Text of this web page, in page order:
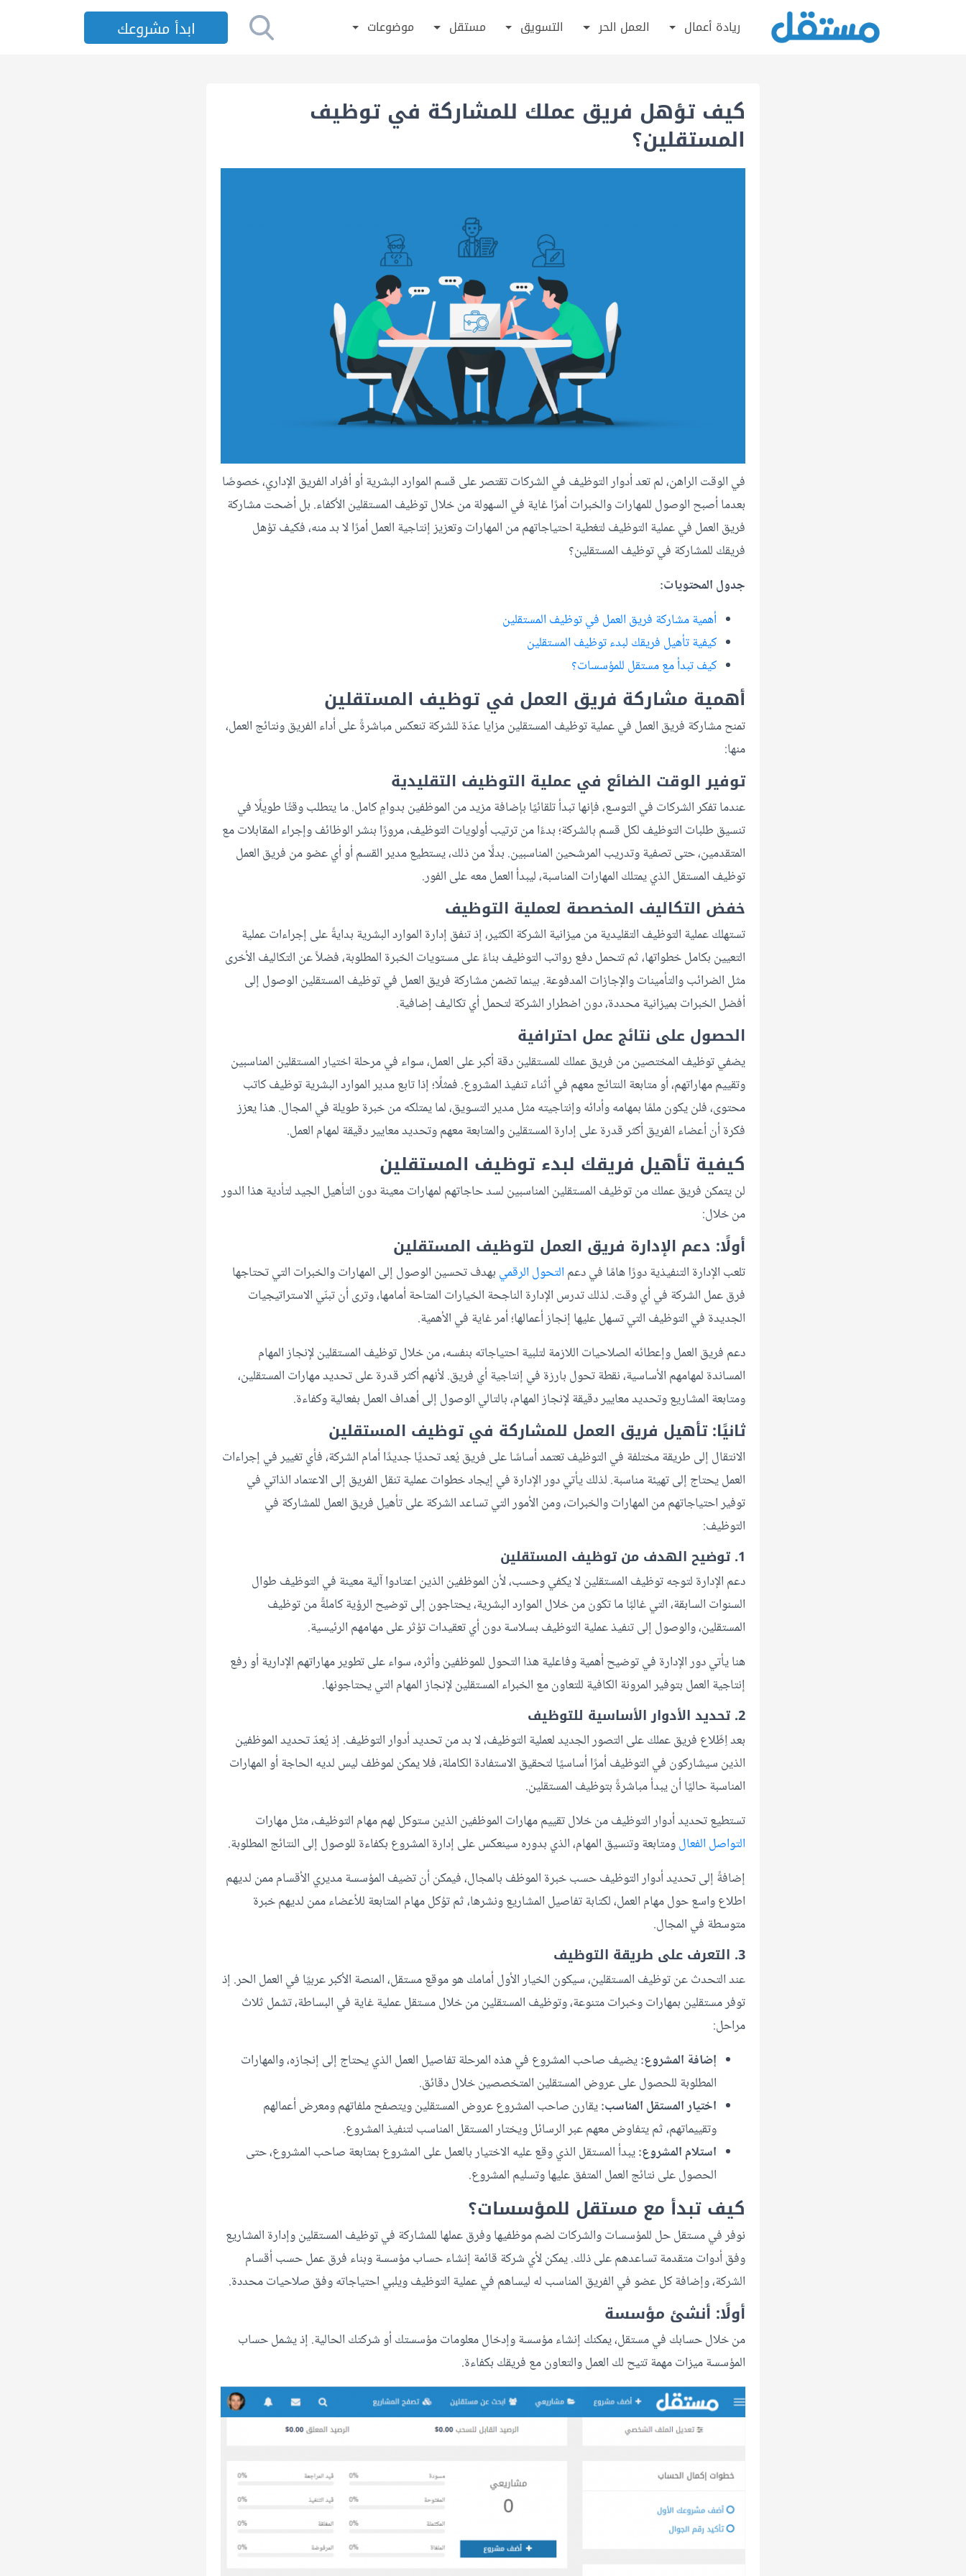
ريادة أعمال العمل الحر التسويق مستقل موضوعات ابدأ مشروعك
كيف تؤهل فريق عملك للمشاركة في توظيف
المستقلين؟
في الوقت الراهن، لم تعد أدوار التوظيف في الشركات تقتصر على قسم الموارد البشرية أو أفراد الفريق الإداري، خصوصًا
بعدما أصبح الوصول للمهارات والخبرات أمرًا غاية في السهولة من خلال توظيف المستقلين الأكفاء. بل أضحت مشاركة
فريق العمل في عملية التوظيف لتغطية احتياجاتهم من المهارات وتعزيز إنتاجية العمل أمرًا لا بد منه، فكيف تؤهل
فريقك للمشاركة في توظيف المستقلين؟
جدول المحتويات:
أهمية مشاركة فريق العمل في توظيف المستقلين
كيفية تأهيل فريقك لبدء توظيف المستقلين
كيف تبدأ مع مستقل للمؤسسات؟
أهمية مشاركة فريق العمل في توظيف المستقلين
تمنح مشاركة فريق العمل في عملية توظيف المستقلين مزايا عدّة للشركة تنعكس مباشرةً على أداء الفريق ونتائج العمل،
منها:
توفير الوقت الضائع في عملية التوظيف التقليدية
عندما تفكر الشركات في التوسع، فإنها تبدأ تلقائيًا بإضافة مزيد من الموظفين بدوامٍ كامل. ما يتطلب وقتًا طويلًا في
تنسيق طلبات التوظيف لكل قسم بالشركة؛ بدءًا من ترتيب أولويات التوظيف، مرورًا بنشر الوظائف وإجراء المقابلات مع
المتقدمين، حتى تصفية وتدريب المرشحين المناسبين. بدلًا من ذلك، يستطيع مدير القسم أو أي عضو من فريق العمل
توظيف المستقل الذي يمتلك المهارات المناسبة، ليبدأ العمل معه على الفور.
خفض التكاليف المخصصة لعملية التوظيف
تستهلك عملية التوظيف التقليدية من ميزانية الشركة الكثير، إذ تنفق إدارة الموارد البشرية بدايةً على إجراءات عملية
التعيين بكامل خطواتها، ثم تتحمل دفع رواتب التوظيف بناءً على مستويات الخبرة المطلوبة، فضلاً عن التكاليف الأخرى
مثل الضرائب والتأمينات والإجازات المدفوعة. بينما تضمن مشاركة فريق العمل في توظيف المستقلين الوصول إلى
أفضل الخبرات بميزانية محددة، دون اضطرار الشركة لتحمل أي تكاليف إضافية.
الحصول على نتائج عمل احترافية
يضفي توظيف المختصين من فريق عملك للمستقلين دقة أكبر على العمل، سواء في مرحلة اختيار المستقلين المناسبين
وتقييم مهاراتهم، أو متابعة النتائج معهم في أثناء تنفيذ المشروع. فمثلًا؛ إذا تابع مدير الموارد البشرية توظيف كاتب
محتوى، فلن يكون ملمًا بمهامه وأدائه وإنتاجيته مثل مدير التسويق، لما يمتلكه من خبرة طويلة في المجال. هذا يعزز
فكرة أن أعضاء الفريق أكثر قدرة على إدارة المستقلين والمتابعة معهم وتحديد معايير دقيقة لمهام العمل.
كيفية تأهيل فريقك لبدء توظيف المستقلين
لن يتمكن فريق عملك من توظيف المستقلين المناسبين لسد حاجاتهم لمهارات معينة دون التأهيل الجيد لتأدية هذا الدور
من خلال:
أولًا: دعم الإدارة فريق العمل لتوظيف المستقلين
تلعب الإدارة التنفيذية دورًا هامًا في دعم التحول الرقمي بهدف تحسين الوصول إلى المهارات والخبرات التي تحتاجها
فرق عمل الشركة في أي وقت. لذلك تدرس الإدارة الناجحة الخيارات المتاحة أمامها، وترى أن تبنّي الاستراتيجيات
الجديدة في التوظيف التي تسهل عليها إنجاز أعمالها؛ أمر غاية في الأهمية.
دعم فريق العمل وإعطائه الصلاحيات اللازمة لتلبية احتياجاته بنفسه، من خلال توظيف المستقلين لإنجاز المهام
المساندة لمهامهم الأساسية، نقطة تحول بارزة في إنتاجية أي فريق. لأنهم أكثر قدرة على تحديد مهارات المستقلين،
ومتابعة المشاريع وتحديد معايير دقيقة لإنجاز المهام، بالتالي الوصول إلى أهداف العمل بفعالية وكفاءة.
ثانيًا: تأهيل فريق العمل للمشاركة في توظيف المستقلين
الانتقال إلى طريقة مختلفة في التوظيف تعتمد أساسًا على فريق يُعد تحديًا جديدًا أمام الشركة، فأي تغيير في إجراءات
العمل يحتاج إلى تهيئة مناسبة. لذلك يأتي دور الإدارة في إيجاد خطوات عملية تنقل الفريق إلى الاعتماد الذاتي في
توفير احتياجاتهم من المهارات والخبرات، ومن الأمور التي تساعد الشركة على تأهيل فريق العمل للمشاركة في
التوظيف:
1. توضيح الهدف من توظيف المستقلين
دعم الإدارة لتوجه توظيف المستقلين لا يكفي وحسب، لأن الموظفين الذين اعتادوا آلية معينة في التوظيف طوال
السنوات السابقة، التي غالبًا ما تكون من خلال الموارد البشرية، يحتاجون إلى توضيح الرؤية كاملةً من توظيف
المستقلين، والوصول إلى تنفيذ عملية التوظيف بسلاسة دون أي تعقيدات تؤثر على مهامهم الرئيسية.
هنا يأتي دور الإدارة في توضيح أهمية وفاعلية هذا التحول للموظفين وأثره، سواء على تطوير مهاراتهم الإدارية أو رفع
إنتاجية العمل بتوفير المرونة الكافية للتعاون مع الخبراء المستقلين لإنجاز المهام التي يحتاجونها.
2. تحديد الأدوار الأساسية للتوظيف
بعد اِطِّلاع فريق عملك على التصور الجديد لعملية التوظيف، لا بد من تحديد أدوار التوظيف. إذ يُعدّ تحديد الموظفين
الذين سيشاركون في التوظيف أمرًا أساسيًا لتحقيق الاستفادة الكاملة، فلا يمكن لموظف ليس لديه الحاجة أو المهارات
المناسبة حاليًا أن يبدأ مباشرةً بتوظيف المستقلين.
تستطيع تحديد أدوار التوظيف من خلال تقييم مهارات الموظفين الذين ستوكل لهم مهام التوظيف، مثل مهارات
التواصل الفعالومتابعة وتنسيق المهام، الذي بدوره سينعكس على إدارة المشروع بكفاءة للوصول إلى النتائج المطلوبة.
إضافةً إلى تحديد أدوار التوظيف حسب خبرة الموظف بالمجال، فيمكن أن تضيف المؤسسة مديري الأقسام ممن لديهم
اطلاع واسع حول مهام العمل، لكتابة تفاصيل المشاريع ونشرها، ثم توُكل مهام المتابعة للأعضاء ممن لديهم خبرة
متوسطة في المجال.
3. التعرف على طريقة التوظيف
عند التحدث عن توظيف المستقلين، سيكون الخيار الأول أمامك هو موقع مستقل، المنصة الأكبر عربيًا في العمل الحر. إذ
توفر مستقلين بمهارات وخبرات متنوعة، وتوظيف المستقلين من خلال مستقل عملية غاية في البساطة، تشمل ثلاث
مراحل:
إضافة المشروع:يضيف صاحب المشروع في هذه المرحلة تفاصيل العمل الذي يحتاج إلى إنجازه، والمهارات
المطلوبة للحصول على عروض المستقلين المتخصصين خلال دقائق.
اختيار المستقل المناسب:يقارن صاحب المشروع عروض المستقلين ويتصفح ملفاتهم ومعرض أعمالهم
وتقييماتهم، ثم يتفاوض معهم عبر الرسائل ويختار المستقل المناسب لتنفيذ المشروع.
استلام المشروع:يبدأ المستقل الذي وقع عليه الاختيار بالعمل على المشروع بمتابعة صاحب المشروع، حتى
الحصول على نتائج العمل المتفق عليها وتسليم المشروع.
كيف تبدأ مع مستقل للمؤسسات؟
نوفر في مستقل حل للمؤسسات والشركات لضم موظفيها وفرق عملها للمشاركة في توظيف المستقلين وإدارة المشاريع
وفق أدوات متقدمة تساعدهم على ذلك. يمكن لأي شركة قائمة إنشاء حساب مؤسسة وبناء فرق عمل حسب أقسام
الشركة، وإضافة كل عضو في الفريق المناسب له ليساهم في عملية التوظيف ويلبي احتياجاته وفق صلاحيات محددة.
أولًا: أنشئ مؤسسة
من خلال حسابك في مستقل، يمكنك إنشاء مؤسسة وإدخال معلومات مؤسستك أو شركتك الحالية. إذ يشمل حساب
المؤسسة ميزات مهمة تتيح لك العمل والتعاون مع فريقك بكفاءة.